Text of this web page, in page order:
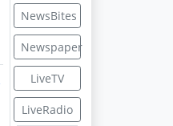
NewsBites
Newspaper
LiveTV
LiveRadio